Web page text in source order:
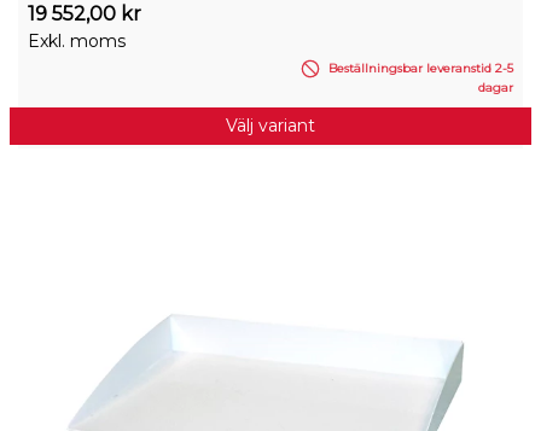
19 552,00 kr
Exkl. moms
Beställningsbar leveranstid 2-5
dagar
Välj variant